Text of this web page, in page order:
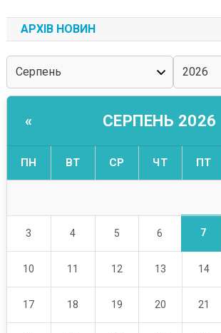
АРХІВ НОВИН
« СЕРПЕНЬ 2026
ПН ВТ СР ЧТ ПТ
3 4 5 6 7
10 11 12 13 14
17 18 19 20 21